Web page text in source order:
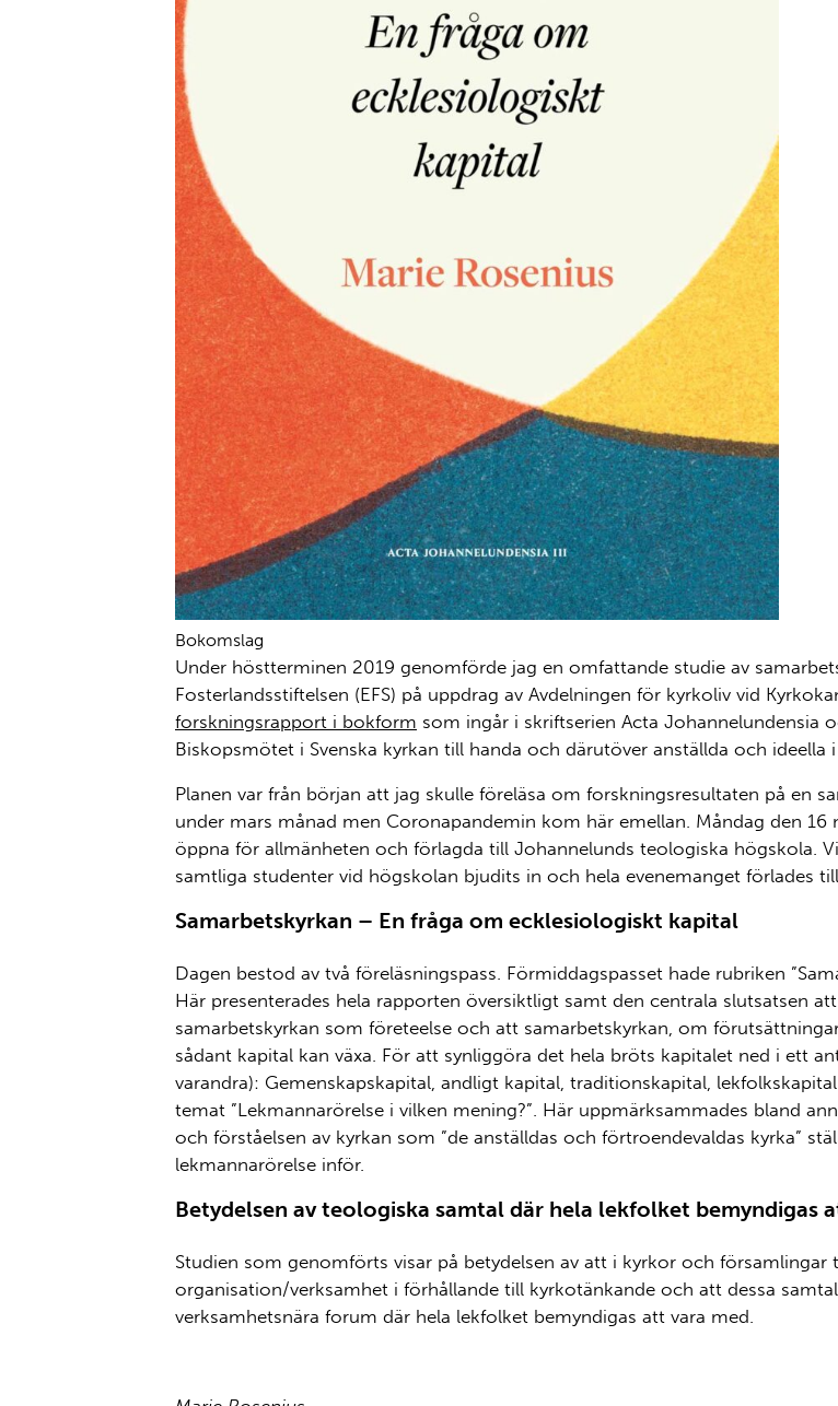
Bokomslag
Under höstterminen 2019 genomförde jag en omfattande studie av
Fosterlandsstiftelsen (EFS) på uppdrag av Avdelningen för kyrkoliv vid
forskningsrapport i bokform som ingår i skriftserien Acta Johannelundensia
Biskopsmötet i Svenska kyrkan till handa och därutöver anställda och
Planen var från början att jag skulle föreläsa om forskningsresultaten på en
under mars månad men Coronapandemin kom här emellan. Måndag den 16
öppna för allmänheten och förlagda till Johannelunds teologiska högskola.
samtliga studenter vid högskolan bjudits in och hela evenemanget förlades
Samarbetskyrkan – En fråga om ecklesiologiskt kapital
Dagen bestod av två föreläsningspass. Förmiddagspasset hade rubriken
Här presenterades hela rapporten översiktligt samt den centrala slutsatsen
samarbetskyrkan som företeelse och att samarbetskyrkan, om
sådant kapital kan växa. För att synliggöra det hela bröts kapitalet ned i ett
varandra): Gemenskapskapital, andligt kapital, traditionskapital,
temat ”Lekmannarörelse i vilken mening?”. Här uppmärksammades bland
och förståelsen av kyrkan som ”de anställdas och förtroendevaldas kyrka”
lekmannarörelse inför.
Betydelsen av teologiska samtal där hela lekfolket bemyndigas
Studien som genomförts visar på betydelsen av att i kyrkor och
organisation/verksamhet i förhållande till kyrkotänkande och att dessa
verksamhetsnära forum där hela lekfolket bemyndigas att vara med.